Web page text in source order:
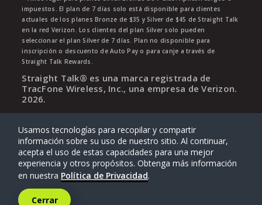
impuestos. El plan de 7 días solo está disponible para clientes
actuales de los planes Bronze de $35 y Silver de $45 de Straight Talk
en la red Verizon. Los clientes del plan Silver solo pueden
seleccionar el plan Silver de 7 días. Plan no disponible para
inscripción o descuento de Auto Pay o para canje a través de
Straight Talk Rewards.
Straight Talk® es una marca registrada de
TracFone Wireless, Inc., una empresa de Verizon.
2026.
Usamos tecnologías para recopilar y compartir
información sobre su uso de nuestro sitio. Al continuar,
acepta el uso de estas capacidades para una mejor
experiencia y otros propósitos. Obtenga más información
en nuestra Política de Privacidad.
Cerrar